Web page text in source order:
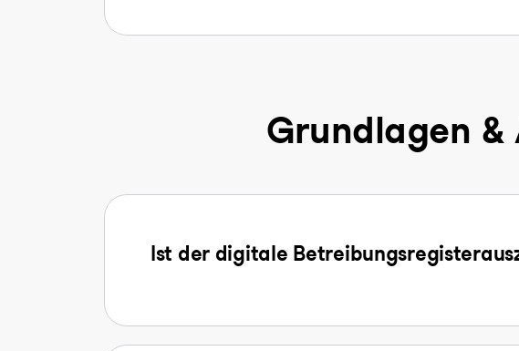
Grundlagen
Ist der digitale